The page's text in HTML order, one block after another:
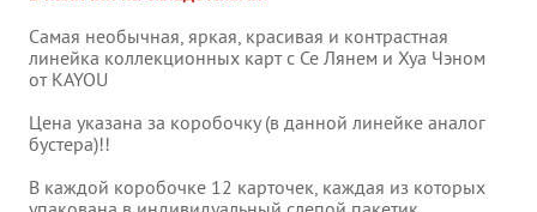
Самая необычная, яркая, красивая и контрастная
линейка коллекционных карт с Се Лянем и Хуа Чэном
от KAYOU
Цена указана за коробочку (в данной линейке аналог
бустера)!!
В каждой коробочке 12 карточек, каждая из которых